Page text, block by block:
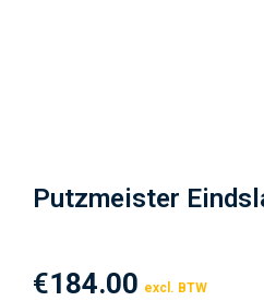
Putzmeister
€184.00 excl. BTW